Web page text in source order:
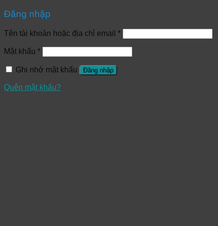
Đăng nhập
Tên tài khoản hoặc địa chỉ email *
Mật khẩu *
Ghi nhớ mật khẩu Đăng nhập
Quên mật khẩu?